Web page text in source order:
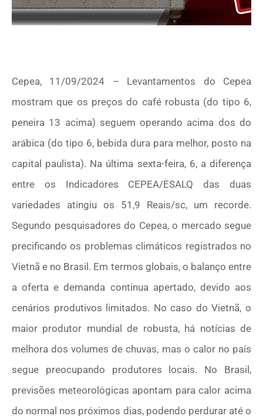
Cepea, 11/09/2024 – Levantamentos do Cepea
mostram que os preços do café robusta (do tipo 6,
peneira 13 acima) seguem operando acima dos do
arábica (do tipo 6, bebida dura para melhor, posto na
capital paulista). Na última sexta-feira, 6, a diferença
entre os Indicadores CEPEA/ESALQ das duas
variedades atingiu os 51,9 Reais/sc, um recorde.
Segundo pesquisadores do Cepea, o mercado segue
precificando os problemas climáticos registrados no
Vietnã e no Brasil. Em termos globais, o balanço entre
a oferta e demanda continua apertado, devido aos
cenários produtivos limitados. No caso do Vietnã, o
maior produtor mundial de robusta, há notícias de
melhora dos volumes de chuvas, mas o calor no país
segue preocupando produtores locais. No Brasil,
previsões meteorológicas apontam para calor acima
do normal nos próximos dias, podendo perdurar até o